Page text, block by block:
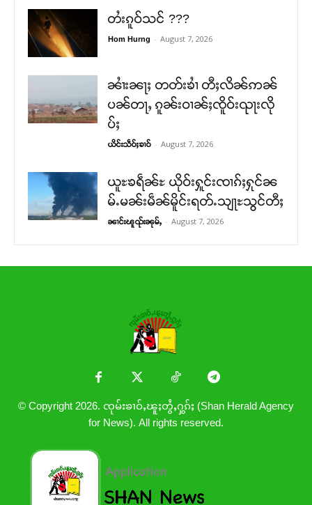
တႆးၵူဝ်သင် ???
Hom Hurng - August 7, 2026
ၼၢႆးၼႃႈ တတ်းၶၢႆ တီႈလိၼ်ဢၼ်
ပၼ်တႃႇ ၵူၼ်းဝၢၼ်ႈၸိူဝ်းၺႃးလို
ပ်ႈ
ယိင်းသဵဝ်ႈၶၢဝ် - August 7, 2026
ယူႊၶရဵၼ်ႊ ယိုဝ်းႁူင်းၸၢၵ်ႈႁုင်ၼ
မ်ႉမၼ်းမဵၼ်မိူင်းရတ်ႉသျႃႊသွင်တီႈ
ၼၢင်းၽူၺ်းၼုမ်ႇ - August 7, 2026
© Copyright 2026. ၸုမ်းၶၢဝ်ႇၽူႈတွႆႇႁွၵ်ႈ (Shan Herald Agency
for News). All rights reserved.